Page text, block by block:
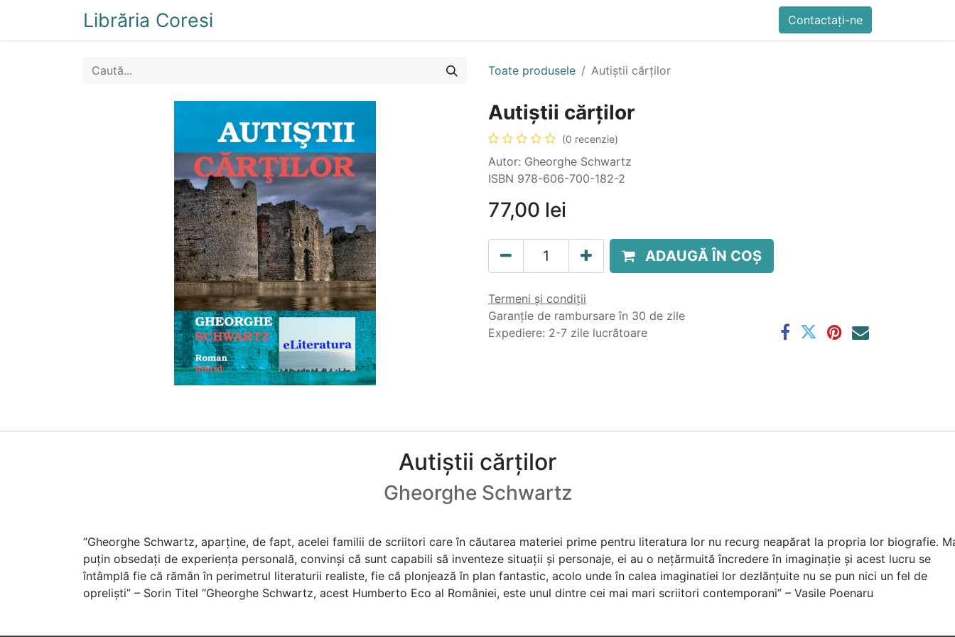
Librăria Coresi Contactați-ne Generator QR
Contactați-ne
Toate produsele Autiștii cărților
Autiștii cărților
(0 recenzie)
Autor: Gheorghe Schwartz
ISBN 978-606-700-182-2
77,00 lei
ADAUGĂ ÎN COȘ
Termeni și condiții
Garanție de rambursare în 30 de zile
Expediere: 2-7 zile lucrătoare
Autiștii cărților
Gheorghe Schwartz
”Gheorghe Schwartz, aparține, de fapt, acelei familii de scriitori care în căutarea materiei prime pentru literatura lor nu recurg neapărat la propria lor biografie.
puțin obsedați de experiența personală, convinși că sunt capabili să inventeze situații și personaje, ei au o nețărmuită încredere în imaginație și acest lucru se
întâmplă fie că rămân în perimetrul literaturii realiste, fie că plonjează în plan fantastic, acolo unde în calea imaginatiei lor dezlănțuite nu se pun nici un fel de
opreliști” – Sorin Titel ”Gheorghe Schwartz, acest Humberto Eco al României, este unul dintre cei mai mari scriitori contemporani” – Vasile Poenaru